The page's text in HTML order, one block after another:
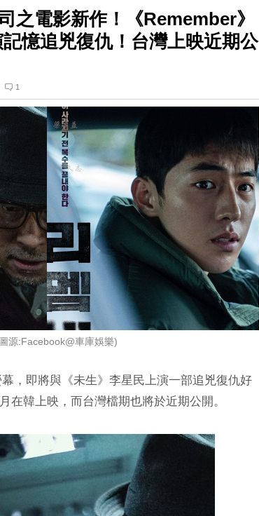
之電影新作！《Remember》
憶追兇復仇！台灣上映近期公
1
源:Facebook@車庫娛樂)
，即將與《未生》李星民上演一部追兇復仇好
在韓上映，而台灣檔期也將於近期公開。